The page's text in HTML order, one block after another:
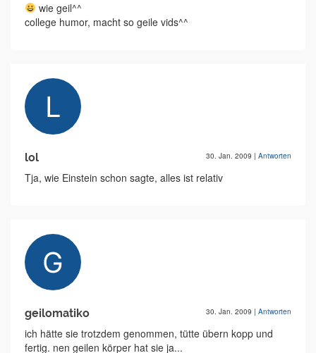
wie geil^^
college humor, macht so geile vids^^
lol 30. Jan. 2009 | Antworten
Tja, wie Einstein schon sagte, alles ist relativ
geilomatiko 30. Jan. 2009 | Antworten
ich hätte sie trotzdem genommen, tütte übern kopp und
fertig. nen geilen körper hat sie ja...